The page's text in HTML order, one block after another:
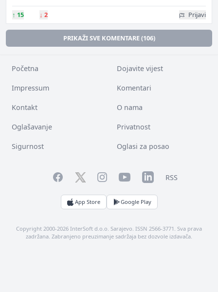
↑ 15 ↓ 2 Prijavi
PRIKAŽI SVE KOMENTARE (106)
Početna Dojavite vijest
Impressum Komentari
Kontakt O nama
Oglašavanje Privatnost
Sigurnost Oglasi za posao
FacebookTwitterInstagramYouTubeLinkedInRSS
App Store Google Play
Copyright 2000-2026 InterSoft d.o.o. Sarajevo. ISSN 2566-3771. Sva prava
zadržana. Zabranjeno preuzimanje sadržaja bez dozvole izdavača.